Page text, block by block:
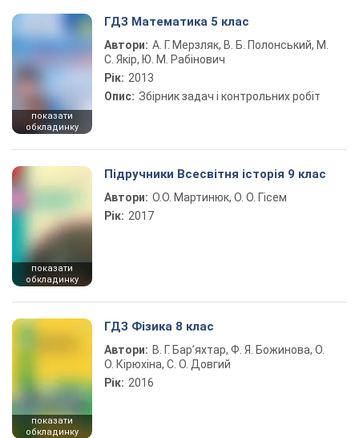
показати
обкладинку
ГДЗ Математика 5 клас
Автори: А. Г. Мерзляк, В. Б. Полонський, М.
С. Якір, Ю. М. Рабінович
Рік: 2013
Опис: Збірник задач і контрольних робіт
показати
обкладинку
Підручники Всесвітня історія 9 клас
Автори: О.О. Мартинюк, О. О. Гісем
Рік: 2017
показати
обкладинку
ГДЗ Фізика 8 клас
Автори: В. Г. Бар’яхтар, Ф. Я. Божинова, О.
О. Кірюхіна, С. О. Довгий
Рік: 2016